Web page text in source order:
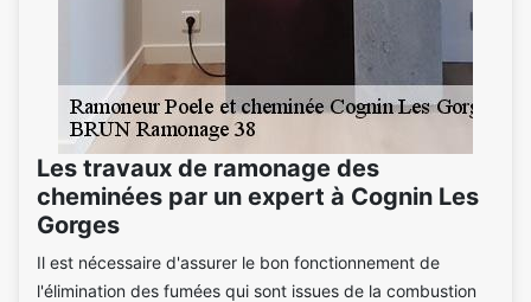
Les travaux de ramonage des
cheminées par un expert à Cognin Les
Gorges
Il est nécessaire d'assurer le bon fonctionnement de
l'élimination des fumées qui sont issues de la combustion